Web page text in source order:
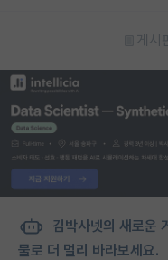
게시
김박사넷의 새로운
물로 더 멀리 바라보세요.